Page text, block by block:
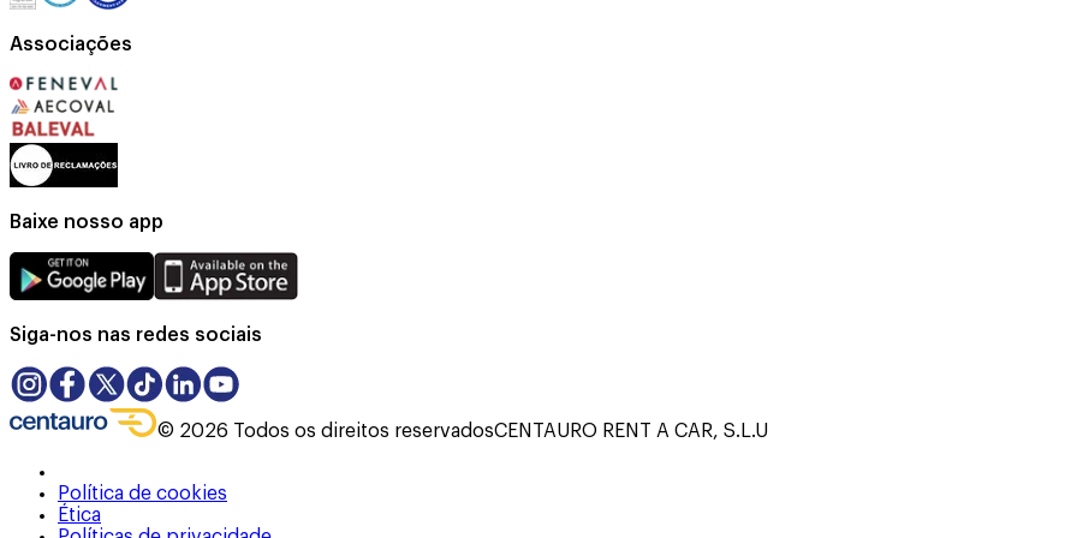
Associações
Baixe nosso app
Siga-nos nas redes sociais
© 2026 Todos os direitos reservadosCENTAURO RENT A CAR, S.L.U
Política de cookies
Ética